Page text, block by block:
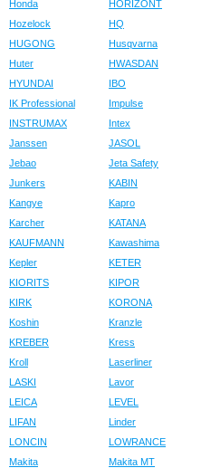
Honda
HORIZONT
Hozelock
HQ
HUGONG
Husqvarna
Huter
HWASDAN
HYUNDAI
IBO
IK Professional
Impulse
INSTRUMAX
Intex
Janssen
JASOL
Jebao
Jeta Safety
Junkers
KABIN
Kangye
Kapro
Karcher
KATANA
KAUFMANN
Kawashima
Kepler
KETER
KIORITS
KIPOR
KIRK
KORONA
Koshin
Kranzle
KREBER
Kress
Kroll
Laserliner
LASKI
Lavor
LEICA
LEVEL
LIFAN
Linder
LONCIN
LOWRANCE
Makita
Makita MT